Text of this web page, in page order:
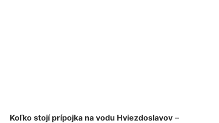
Koľko stojí prípojka na vodu Hviezdoslavov –